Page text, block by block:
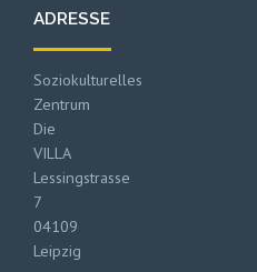
ADRESSE
Soziokulturelles
Zentrum
Die
VILLA
Lessingstrasse
7
04109
Leipzig